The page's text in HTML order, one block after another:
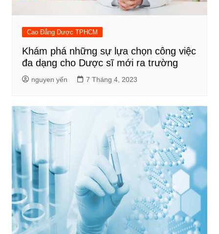
Cao Đẳng Dược TPHCM
Khám phá những sự lựa chọn công việc
đa dạng cho Dược sĩ mới ra trường
nguyen yến 7 Tháng 4, 2023